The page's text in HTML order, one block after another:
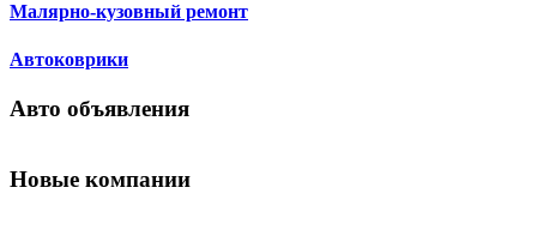
Малярно-кузовный ремонт
Автоковрики
Авто объявления
Новые компании